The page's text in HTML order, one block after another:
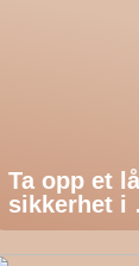
Ta opp et
sikkerhet i